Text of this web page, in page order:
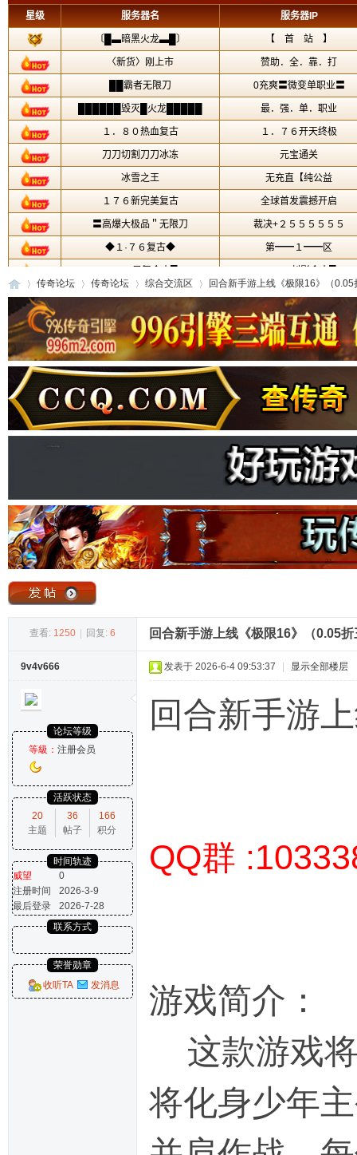
传
奇
坛
»
传奇论坛
›
传奇论坛 综合交流区
›
回合新手游上线《极限16》（
查看: 1250 回复: 6 回合新手游上线《极限16》（0.05
9v4v666
论坛等级
等級： 注册会员
活跃状态
20
主题
36
帖子
166
积分
时间轨迹
威望
0
注册时间
2026-3-9
最后登录
2026-7-28
联系方式
荣誉勋章
收听TA
发消息
发表于 2026-6-4 09:53:37 显示全部楼层
回合新手游
QQ群
游戏简介：
这款游戏将
将化身少年